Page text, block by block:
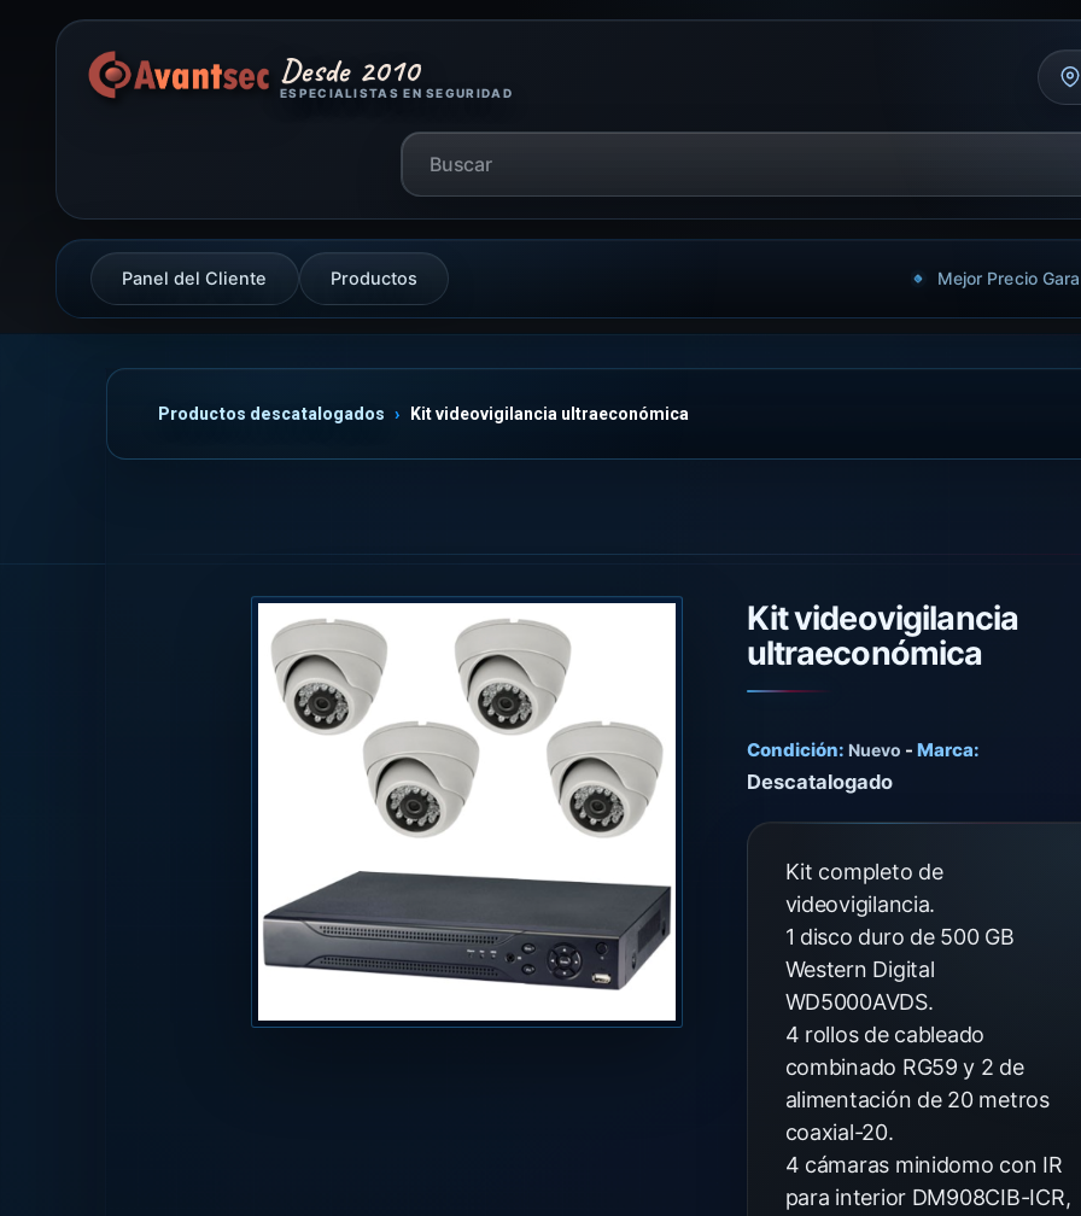
Desde 2010
ESPECIALISTAS EN SEGURIDAD
Panel del Cliente Productos Mejor Precio
Productos descatalogados Kit videovigilancia ultraeconómica
Kit videovigilancia
ultraeconómica
Condición: Nuevo - Marca:
Descatalogado
Kit completo de
videovigilancia.
1 disco duro de 500 GB
Western Digital
WD5000AVDS.
4 rollos de cableado
combinado RG59 y 2 de
alimentación de 20 metros
coaxial-20.
4 cámaras minidomo con IR
para interior DM908CIB-ICR,